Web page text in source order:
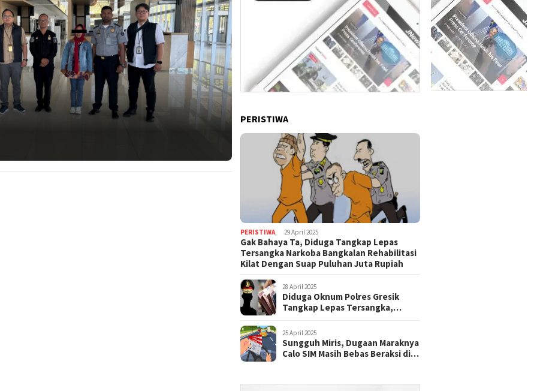
PERISTIWA
PERISTIWA, 29 April 2025
Gak Bahaya Ta, Diduga Tangkap Lepas
Tersangka Narkoba Bangkalan Rehabilitasi
Kilat Dengan Suap Puluhan Juta Rupiah
28 April 2025
Diduga Oknum Polres Gresik
Tangkap Lepas Tersangka,
25 April 2025
Sungguh Miris, Dugaan Maraknya
Calo SIM Masih Bebas Beraksi di